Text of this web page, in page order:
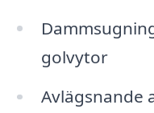
golvytor
Avlägsnande